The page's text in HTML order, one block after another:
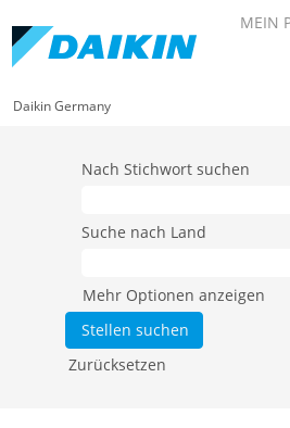
MEIN
Daikin Germany
Nach Stichwort suchen
Suche nach Land
Mehr Optionen anzeigen
Zurücksetzen